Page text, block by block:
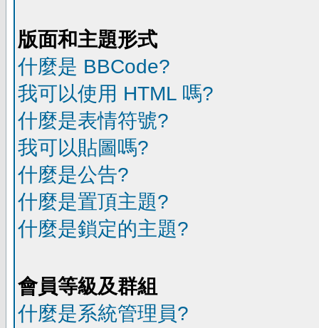
版面和主題形式
什麼是 BBCode?
我可以使用 HTML 嗎?
什麼是表情符號?
我可以貼圖嗎?
什麼是公告?
什麼是置頂主題?
什麼是鎖定的主題?
會員等級及群組
什麼是系統管理員?